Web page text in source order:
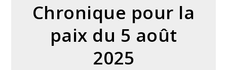
Chronique pour la
paix du 5 août
2025